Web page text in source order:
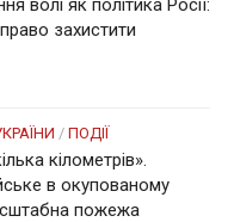
волі як політика Росії:
захистити
/ ПОДІЇ
кілометрів».
в окупованому
пожежа